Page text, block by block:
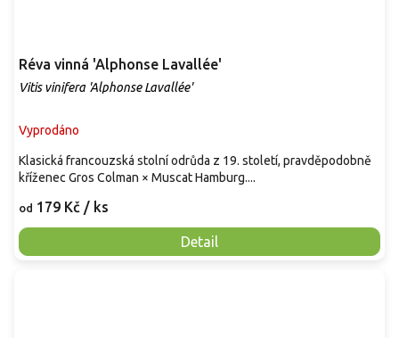
Réva vinná 'Alphonse Lavallée'
Vitis vinifera 'Alphonse Lavallée'
Vyprodáno
od 179 Kč / ks
Detail
Klasická francouzská stolní odrůda z 19. století, pravděpodobně
kříženec Gros Colman × Muscat Hamburg....